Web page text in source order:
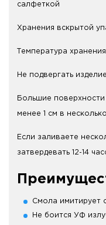
салфеткой
Хранения вскрытой
Температура
Не подвергать
Большие
менее 1 см в
Если заливаете
затвердевать 12-14
Смола имитирует
Не боится УФ